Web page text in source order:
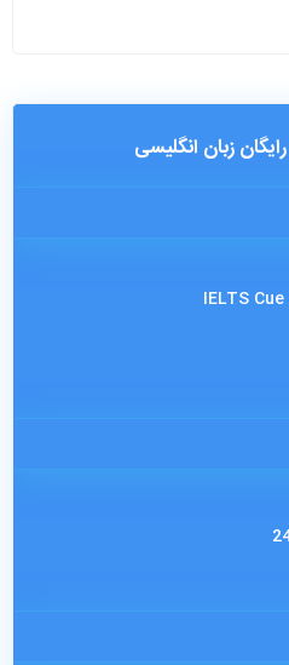
زبان انگلیسی